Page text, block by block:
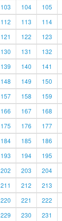
103 104 105
112 113 114
121 122 123
130 131 132
139 140 141
148 149 150
157 158 159
166 167 168
175 176 177
184 185 186
193 194 195
202 203 204
211 212 213
220 221 222
229 230 231